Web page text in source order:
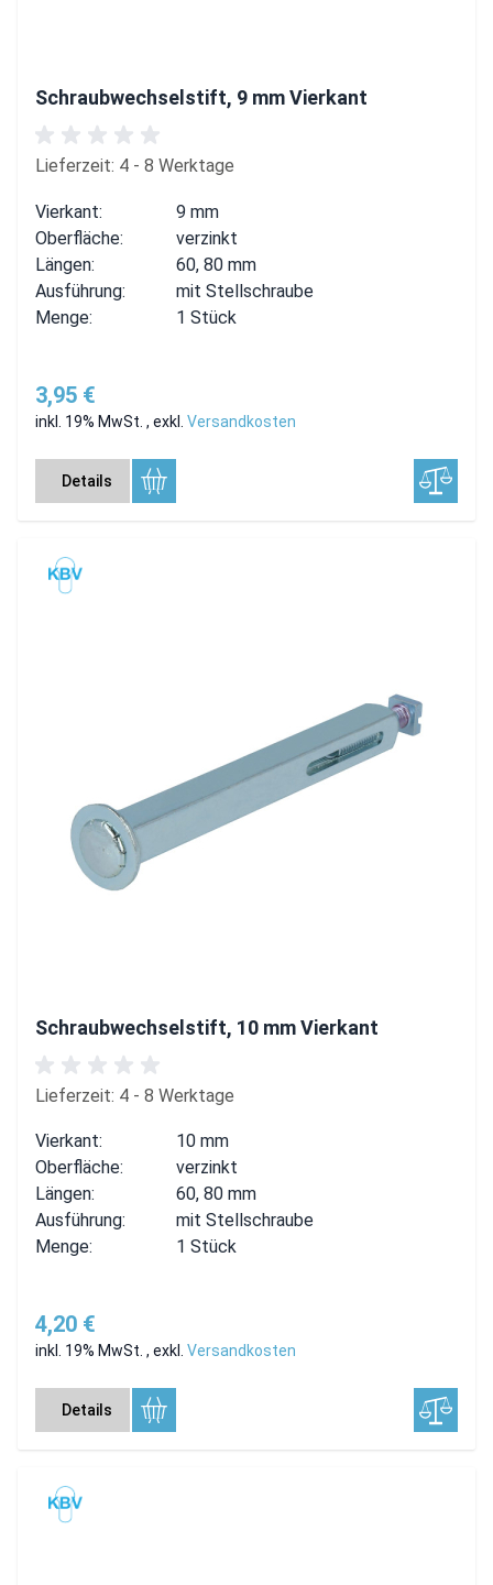
Schraubwechselstift, 9 mm Vierkant
Lieferzeit: 4 - 8 Werktage
Vierkant:
9 mm
Oberfläche:
verzinkt
Längen:
60, 80 mm
Ausführung:
mit Stellschraube
Menge:
1 Stück
3,95 €
inkl. 19% MwSt. , exkl. Versandkosten
Details
Schraubwechselstift, 10 mm Vierkant
Lieferzeit: 4 - 8 Werktage
Vierkant:
10 mm
Oberfläche:
verzinkt
Längen:
60, 80 mm
Ausführung:
mit Stellschraube
Menge:
1 Stück
4,20 €
inkl. 19% MwSt. , exkl. Versandkosten
Details